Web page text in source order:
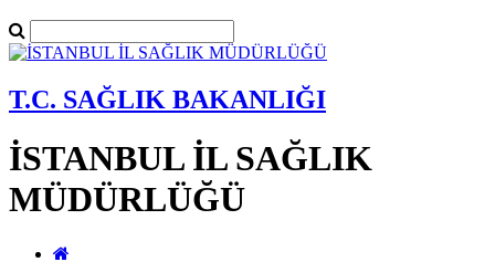
T.C. SAĞLIK BAKANLIĞI
İSTANBUL İL SAĞLIK
MÜDÜRLÜĞÜ